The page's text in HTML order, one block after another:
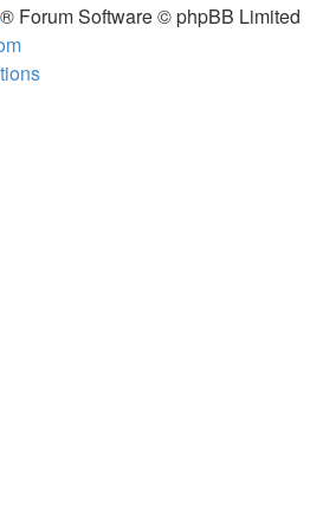
® Forum Software © phpBB Limited